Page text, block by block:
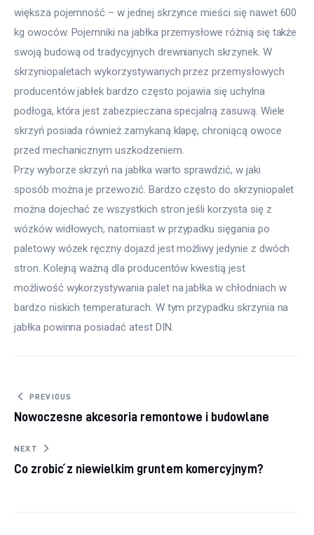
większa pojemność – w jednej skrzynce mieści się nawet 600
kg owoców. Pojemniki na jabłka przemysłowe różnią się także
swoją budową od tradycyjnych drewnianych skrzynek. W
skrzyniopaletach wykorzystywanych przez przemysłowych
producentów jabłek bardzo często pojawia się uchylna
podłoga, która jest zabezpieczana specjalną zasuwą. Wiele
skrzyń posiada również zamykaną klapę, chroniącą owoce
przed mechanicznym uszkodzeniem.
Przy wyborze skrzyń na jabłka warto sprawdzić, w jaki
sposób można je przewozić. Bardzo często do skrzyniopalet
można dojechać ze wszystkich stron jeśli korzysta się z
wózków widłowych, natomiast w przypadku sięgania po
paletowy wózek ręczny dojazd jest możliwy jedynie z dwóch
stron. Kolejną ważną dla producentów kwestią jest
możliwość wykorzystywania palet na jabłka w chłodniach w
bardzo niskich temperaturach. W tym przypadku skrzynia na
jabłka powinna posiadać atest DIN.
Nawigacja wpisu
PREVIOUS
Nowoczesne akcesoria remontowe i budowlane
NEXT
Co zrobić z niewielkim gruntem komercyjnym?